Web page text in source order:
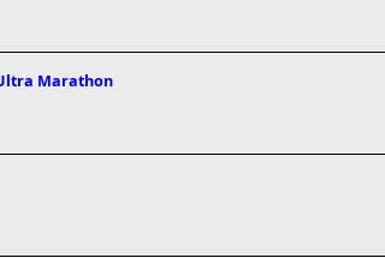
Marathon